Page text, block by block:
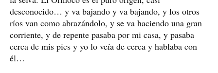
desconocido… y va bajando y va bajando, y los otros
ríos van como abrazándolo, y se va haciendo una gran
corriente, y de repente pasaba por mi casa, y pasaba
cerca de mis pies y yo lo veía de cerca y hablaba con
él…